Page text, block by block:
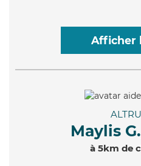
Afficher
Maylis
à 5km de